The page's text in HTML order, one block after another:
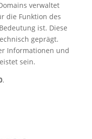
verwaltet
die Funktion des
ist. Diese
geprägt.
Informationen und
sein.
.